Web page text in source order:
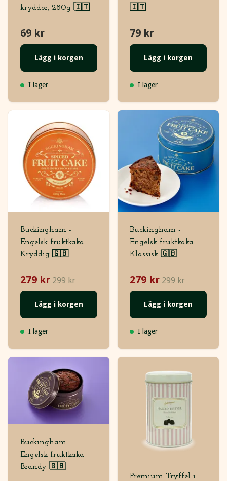
kryddor, 280g 🇮🇹
69 kr
Lägg i korgen
I lager
🇮🇹
79 kr
Lägg i korgen
I lager
Buckingham -
Engelsk fruktkaka
Kryddig 🇬🇧
279 kr 299 kr
Lägg i korgen
I lager
Buckingham -
Engelsk fruktkaka
Klassisk 🇬🇧
279 kr 299 kr
Lägg i korgen
I lager
Buckingham -
Engelsk fruktkaka
Brandy 🇬🇧
Premium Tryffel i